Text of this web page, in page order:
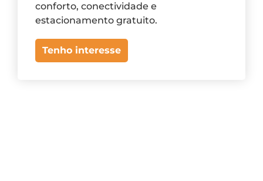
conforto, conectividade e
estacionamento gratuito.
Tenho interesse